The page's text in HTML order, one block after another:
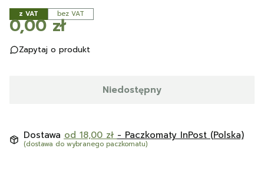
z VAT bez VAT
Cena
0,00 zł
Zapytaj o produkt
Niedostępny
Dostawa od 18,00 zł - Paczkomaty InPost (Polska)
(dostawa do wybranego paczkomatu)